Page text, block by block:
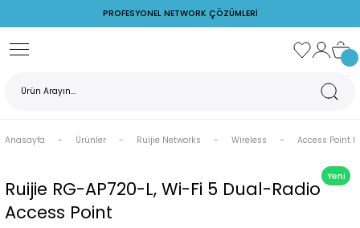
PROFESYONEL NETWORK ÇÖZÜMLERİ
Geri Dön
AirMax
PoE Adaptörler
Reyee
Ruijie Firewall
POE Adaptör
Switch
Anasayfa Ürünler Ruijie Networks Wireless Access Point I
Yeni
Ruijie RG-AP720-L, Wi-Fi 5 Dual-Radio
Access Point